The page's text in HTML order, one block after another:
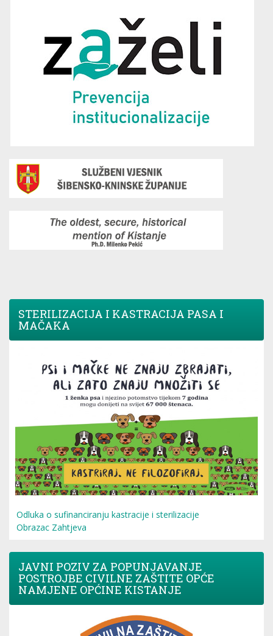
STERILIZACIJA I KASTRACIJA PASA I
MAČAKA
Odluka o sufinanciranju kastracije i sterilizacije
Obrazac Zahtjeva
JAVNI POZIV ZA POPUNJAVANJE
POSTROJBE CIVILNE ZAŠTITE OPĆE
NAMJENE OPĆINE KISTANJE